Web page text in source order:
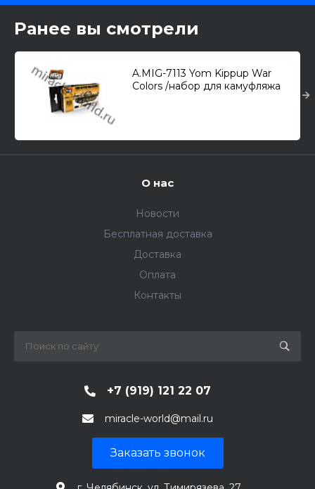
Ранее вы смотрели
A.MIG-7113 Yom Kippup War
Colors /набор для камуфляжа
О нас
Новости
Бесплатная доставка
Доставка
Оплата
Контакты
+7 (919) 121 22 07
miracle-world@mail.ru
Заказать звонок